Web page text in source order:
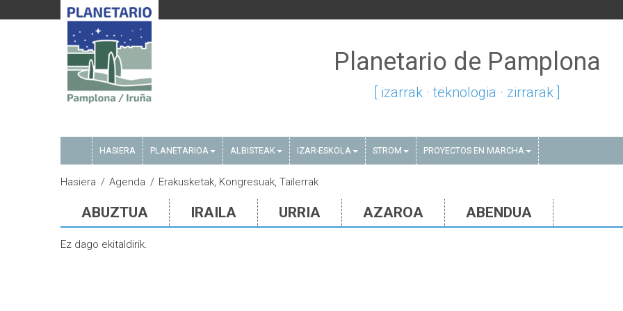
Planetario de Pamplona
[ izarrak · teknologia · zirrarak ]
HASIERA PLANETARIOA ALBISTEAK IZAR-ESKOLA STROM PROYECTOS EN MARCHA
Hasiera Agenda Erakusketak, Kongresuak, Tailerrak
ABUZTUA IRAILA URRIA AZAROA ABENDUA
Ez dago ekitaldirik.